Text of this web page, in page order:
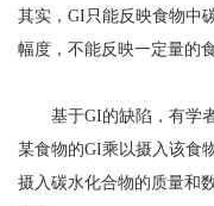
其实，GI只能反映食物中
幅度，不能反映一定量的
基于GI的缺陷，有学者
某食物的GI乘以摄入该食
摄入碳水化合物的质量和